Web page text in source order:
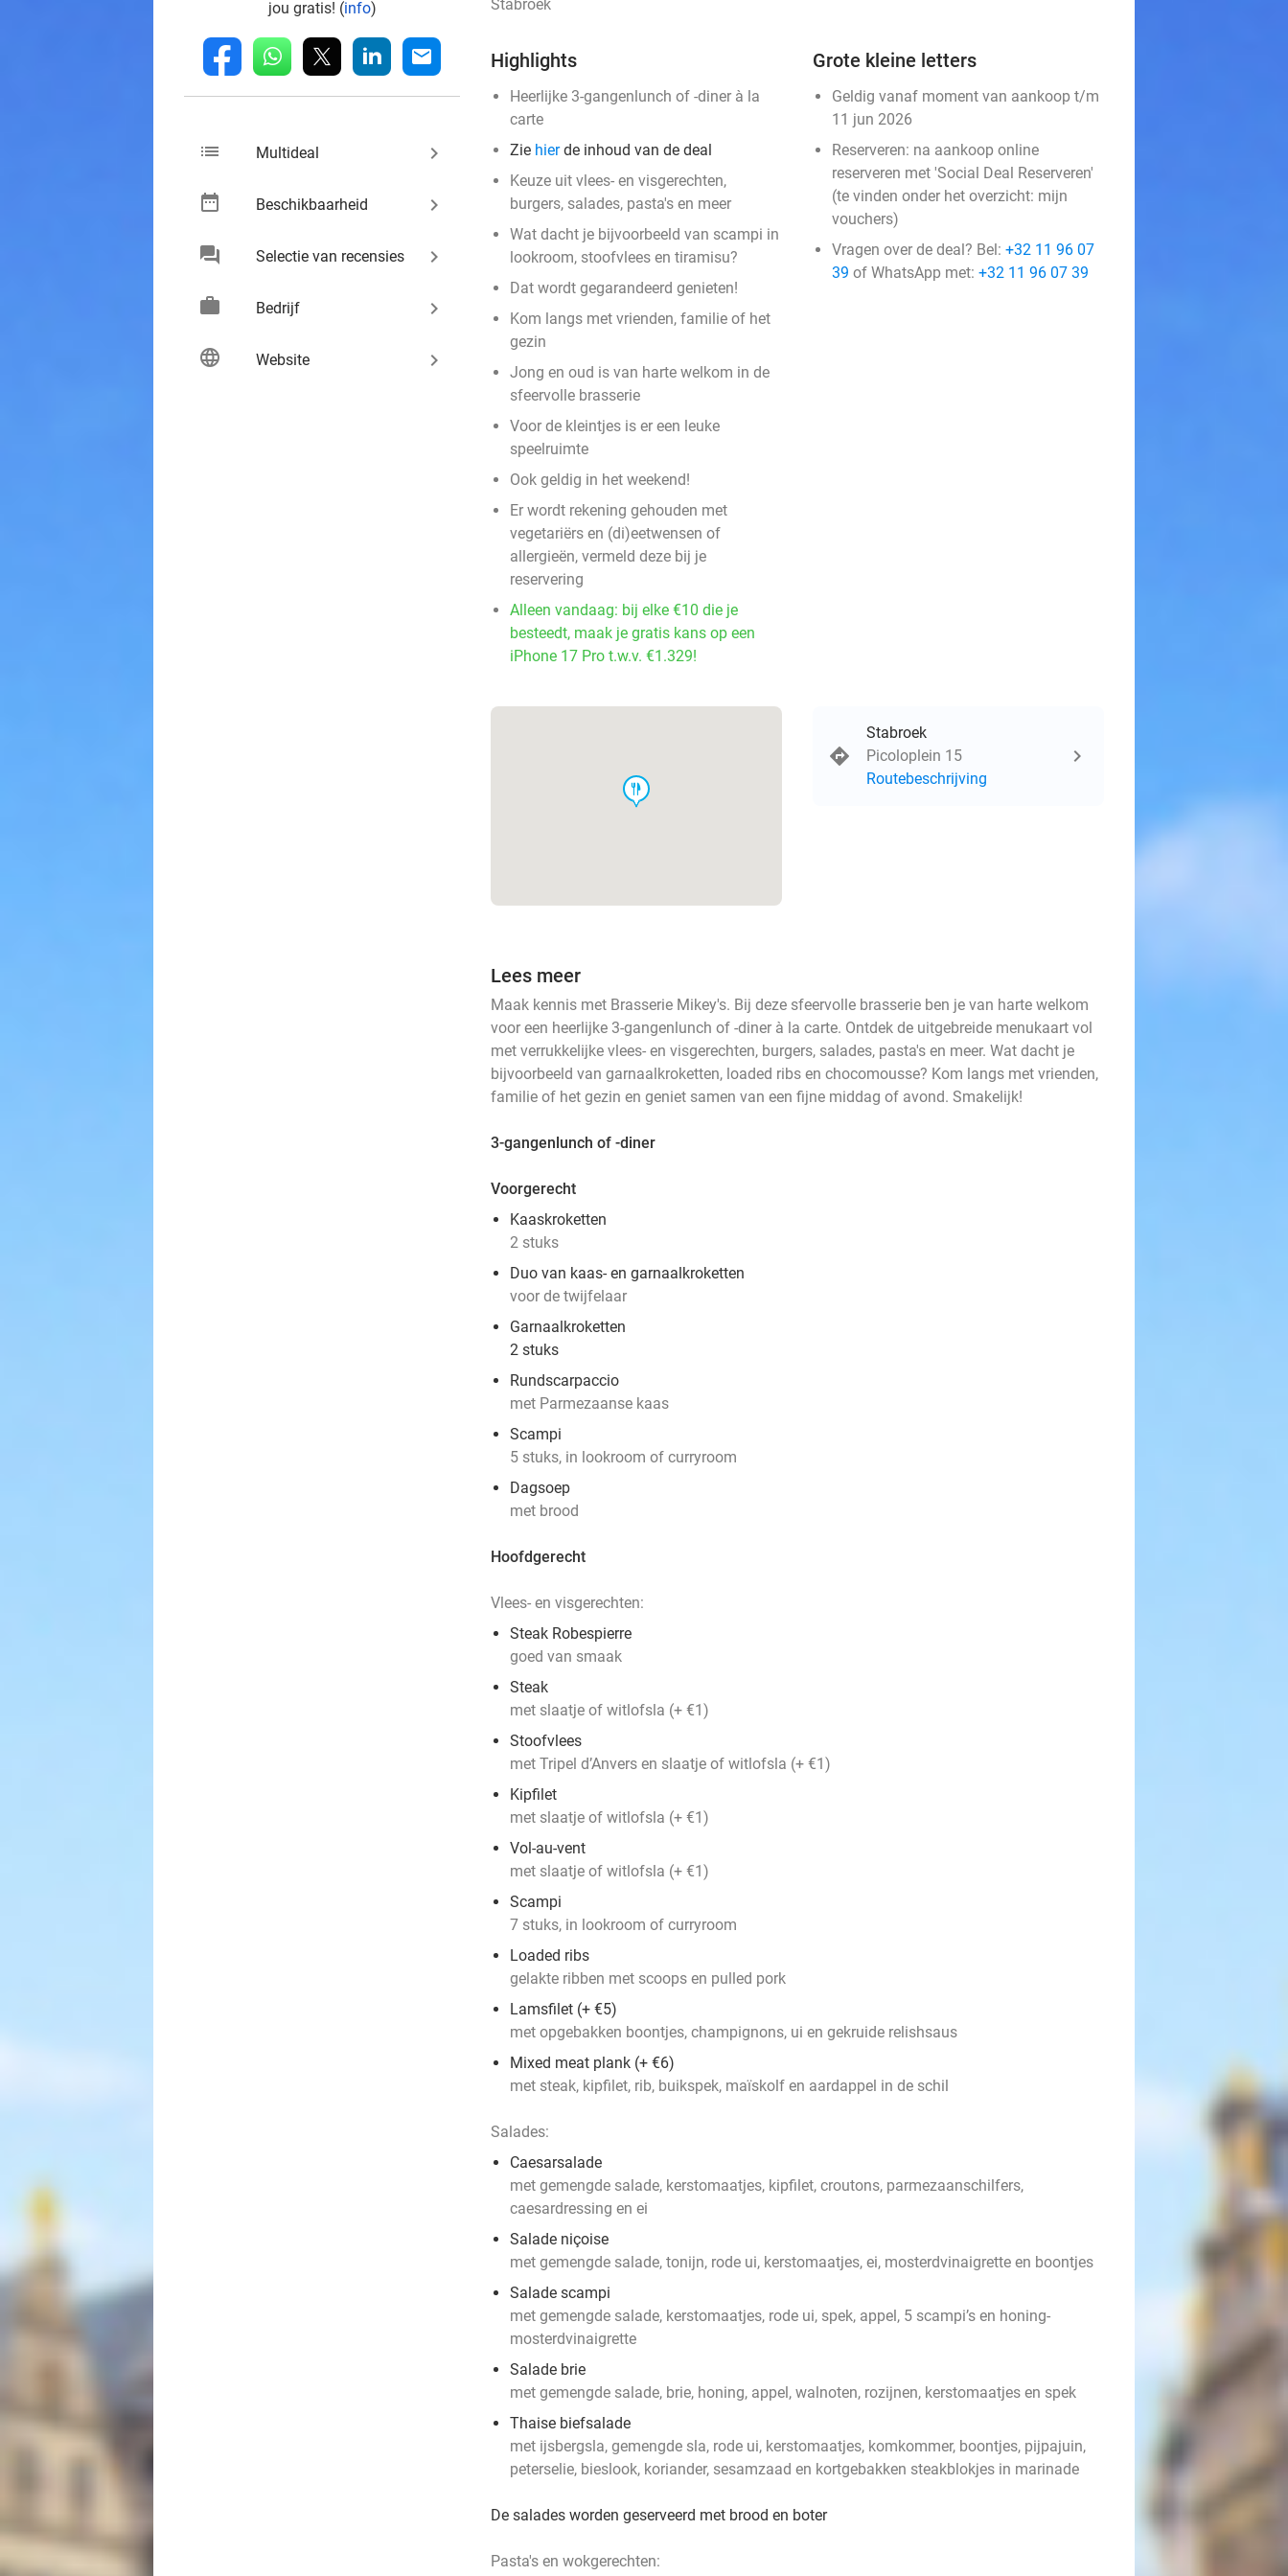
jou gratis! (info)
fb whatsapp linkedin mail
list Multideal keyboard_arrow_right
date_range Beschikbaarheid keyboard_arrow_right
chat Selectie van recensies keyboard_arrow_right
work Bedrijf keyboard_arrow_right
language Website keyboard_arrow_right
Stabroek
Highlights
Heerlijke 3-gangenlunch of -diner à la
carte
Zie hierde inhoud van de deal
Keuze uit vlees- en visgerechten,
burgers, salades, pasta's en meer
Wat dacht je bijvoorbeeld van scampi in
lookroom, stoofvlees en tiramisu?
Dat wordt gegarandeerd genieten!
Kom langs met vrienden, familie of het
gezin
Jong en oud is van harte welkom in de
sfeervolle brasserie
Voor de kleintjes is er een leuke
speelruimte
Ook geldig in het weekend!
Er wordt rekening gehouden met
vegetariërs en (di)eetwensen of
allergieën, vermeld deze bij je
reservering
Alleen vandaag: bij elke €10 die je
besteedt, maak je gratis kans op een
iPhone 17 Pro t.w.v. €1.329!
Grote kleine letters
Geldig vanaf moment van aankoop t/m
11 jun 2026
Reserveren: na aankoop online
reserveren met 'Social Deal Reserveren'
(te vinden onder het overzicht: mijn
vouchers)
Vragen over de deal? Bel: +32 11 96 07
39 of WhatsApp met: +32 11 96 07 39
food
Stabroek
Picoloplein 15
Routebeschrijving
Lees meer
Maak kennis met Brasserie Mikey's. Bij deze sfeervolle brasserie ben je van harte welkom
voor een heerlijke 3-gangenlunch of -diner à la carte. Ontdek de uitgebreide menukaart vol
met verrukkelijke vlees- en visgerechten, burgers, salades, pasta's en meer. Wat dacht je
bijvoorbeeld van garnaalkroketten, loaded ribs en chocomousse? Kom langs met vrienden,
familie of het gezin en geniet samen van een fijne middag of avond. Smakelijk!
3-gangenlunch of -diner
Voorgerecht
Kaaskroketten
2 stuks
Duo van kaas- en garnaalkroketten
voor de twijfelaar
Garnaalkroketten
2 stuks
Rundscarpaccio
met Parmezaanse kaas
Scampi
5 stuks, in lookroom of curryroom
Dagsoep
met brood
Hoofdgerecht
Vlees- en visgerechten:
Steak Robespierre
goed van smaak
Steak
met slaatje of witlofsla (+ €1)
Stoofvlees
met Tripel d’Anvers en slaatje of witlofsla (+ €1)
Kipfilet
met slaatje of witlofsla (+ €1)
Vol-au-vent
met slaatje of witlofsla (+ €1)
Scampi
7 stuks, in lookroom of curryroom
Loaded ribs
gelakte ribben met scoops en pulled pork
Lamsfilet (+ €5)
met opgebakken boontjes, champignons, ui en gekruide relishsaus
Mixed meat plank (+ €6)
met steak, kipfilet, rib, buikspek, maïskolf en aardappel in de schil
Salades:
Caesarsalade
met gemengde salade, kerstomaatjes, kipfilet, croutons, parmezaanschilfers,
caesardressing en ei
Salade niçoise
met gemengde salade, tonijn, rode ui, kerstomaatjes, ei, mosterdvinaigrette en boontjes
Salade scampi
met gemengde salade, kerstomaatjes, rode ui, spek, appel, 5 scampi’s en honing-
mosterdvinaigrette
Salade brie
met gemengde salade, brie, honing, appel, walnoten, rozijnen, kerstomaatjes en spek
Thaise biefsalade
met ijsbergsla, gemengde sla, rode ui, kerstomaatjes, komkommer, boontjes, pijpajuin,
peterselie, bieslook, koriander, sesamzaad en kortgebakken steakblokjes in marinade
De salades worden geserveerd met brood en boter
Pasta's en wokgerechten: